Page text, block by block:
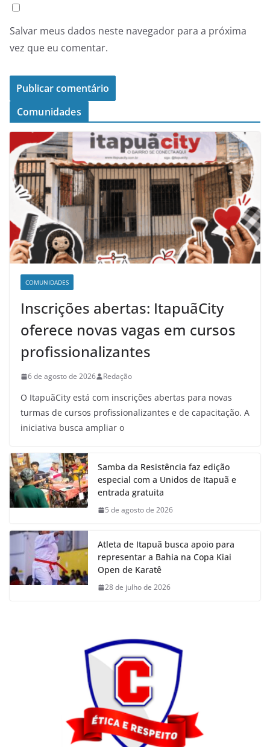
Salvar meus dados neste navegador para a próxima
vez que eu comentar.
Comunidades
COMUNIDADES
Inscrições abertas: ItapuãCity
oferece novas vagas em cursos
profissionalizantes
6 de agosto de 2026 Redação
O ItapuãCity está com inscrições abertas para novas
turmas de cursos profissionalizantes e de capacitação. A
iniciativa busca ampliar o
Samba da Resistência faz edição
especial com a Unidos de Itapuã e
entrada gratuita
5 de agosto de 2026
Atleta de Itapuã busca apoio para
representar a Bahia na Copa Kiai
Open de Karatê
28 de julho de 2026